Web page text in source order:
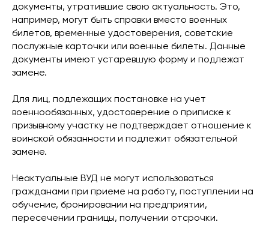
документы, утратившие свою актуальность. Это,
например, могут быть справки вместо военных
билетов, временные удостоверения, советские
послужные карточки или военные билеты. Данные
документы имеют устаревшую форму и подлежат
замене.
Для лиц, подлежащих постановке на учет
военнообязанных, удостоверение о приписке к
призывному участку не подтверждает отношение к
воинской обязанности и подлежит обязательной
замене.
Неактуальные ВУД не могут использоваться
гражданами при приеме на работу, поступлении на
обучение, бронировании на предприятии,
пересечении границы, получении отсрочки.